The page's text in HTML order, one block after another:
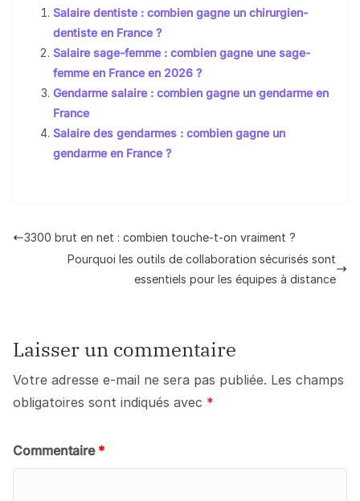
Salaire dentiste : combien gagne un chirurgien-
dentiste en France ?
Salaire sage-femme : combien gagne une sage-
femme en France en 2026 ?
Gendarme salaire : combien gagne un gendarme en
France
Salaire des gendarmes : combien gagne un
gendarme en France ?
3300 brut en net : combien touche-t-on vraiment ?
Pourquoi les outils de collaboration sécurisés sont
essentiels pour les équipes à distance
Laisser un commentaire
Votre adresse e-mail ne sera pas publiée. Les champs
obligatoires sont indiqués avec *
Commentaire *